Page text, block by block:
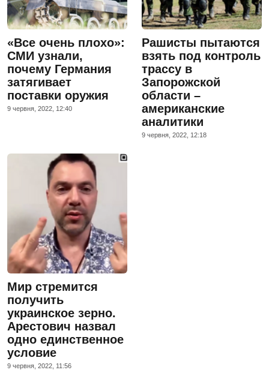
«Все очень плохо»:
СМИ узнали,
почему Германия
затягивает
поставки оружия
9 червня, 2022, 12:40
Рашисты пытаются
взять под контроль
трассу в
Запорожской
области –
американские
аналитики
9 червня, 2022, 12:18
Мир стремится
получить
украинское зерно.
Арестович назвал
одно единственное
условие
9 червня, 2022, 11:56